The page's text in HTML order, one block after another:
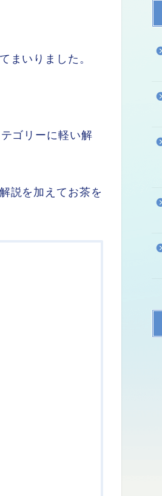
まいりました。
ゴリーに軽い解
説を加えてお茶を